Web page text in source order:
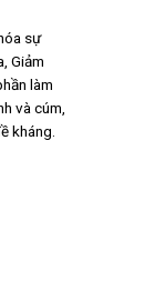
sự
Giảm
làm
và cúm,
kháng.